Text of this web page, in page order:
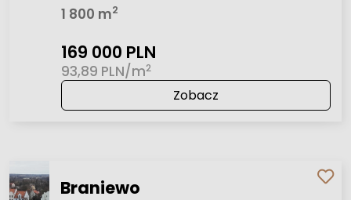
1 800 m2
169 000 PLN
93,89 PLN/m2
Zobacz
Braniewo